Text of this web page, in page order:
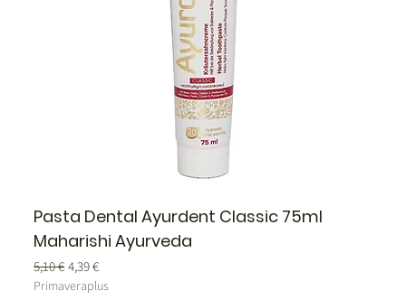
Pasta Dental Ayurdent Classic 75ml
Maharishi Ayurveda
Precio
5,10 €Precio de oferta
4,39 €
Primaveraplus